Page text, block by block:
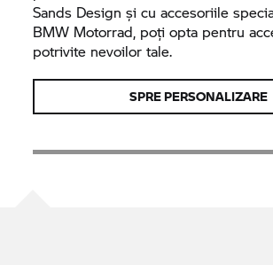
Sands Design și cu accesoriile
BMW Motorrad, poți opta pentru
potrivite nevoilor tale.
SPRE PERSONALIZARE